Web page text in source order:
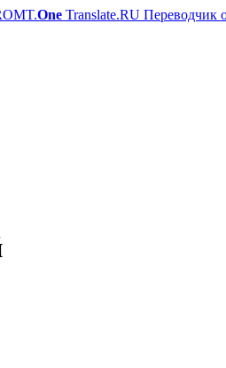
One Translate.RU Переводчик